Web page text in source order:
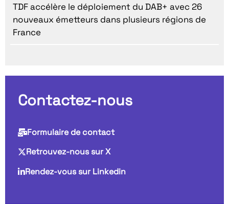
TDF accélère le déploiement du DAB+ avec 26
nouveaux émetteurs dans plusieurs régions de
France
Contactez-nous
Formulaire de contact
Retrouvez-nous sur X
Rendez-vous sur Linkedin